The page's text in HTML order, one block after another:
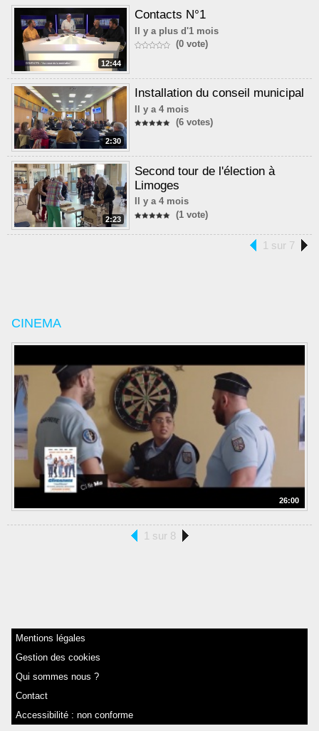
12:44
Contacts N°1
Il y a plus d'1 mois
(0 vote)
2:30
Installation du conseil municipal
Il y a 4 mois
(6 votes)
2:23
Second tour de l'élection à
Limoges
Il y a 4 mois
(1 vote)
1 sur 7
CINEMA
26:00
1 sur 8
Mentions légales
Gestion des cookies
Qui sommes nous ?
Contact
Accessibilité : non conforme